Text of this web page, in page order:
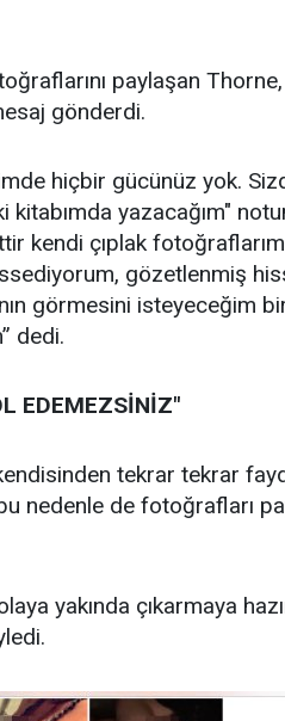
paylaşan
gönderdi.
hiçbir gücünüz yok.
kitabımda yazacağım"
kendi çıplak
gözetlenmiş
görmesini isteyeceğim
dedi.
EDEMEZSİNİZ"
tekrar tekrar
bu nedenle de fotoğrafları
yakında çıkarmaya